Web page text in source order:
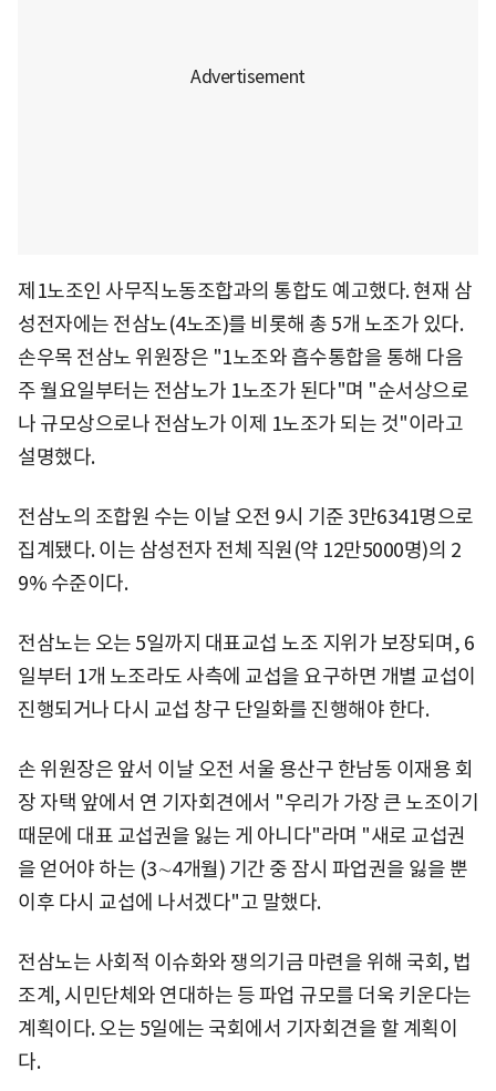
제1노조인 사무직노동조합과의 통합도 예고했다. 현재 삼
성전자에는 전삼노(4노조)를 비롯해 총 5개 노조가 있다.
손우목 전삼노 위원장은 "1노조와 흡수통합을 통해 다음
주 월요일부터는 전삼노가 1노조가 된다"며 "순서상으로
나 규모상으로나 전삼노가 이제 1노조가 되는 것"이라고
설명했다.
전삼노의 조합원 수는 이날 오전 9시 기준 3만6341명으로
집계됐다. 이는 삼성전자 전체 직원(약 12만5000명)의 2
9% 수준이다.
전삼노는 오는 5일까지 대표교섭 노조 지위가 보장되며, 6
일부터 1개 노조라도 사측에 교섭을 요구하면 개별 교섭이
진행되거나 다시 교섭 창구 단일화를 진행해야 한다.
손 위원장은 앞서 이날 오전 서울 용산구 한남동 이재용 회
장 자택 앞에서 연 기자회견에서 "우리가 가장 큰 노조이기
때문에 대표 교섭권을 잃는 게 아니다"라며 "새로 교섭권
을 얻어야 하는 (3∼4개월) 기간 중 잠시 파업권을 잃을 뿐
이후 다시 교섭에 나서겠다"고 말했다.
전삼노는 사회적 이슈화와 쟁의기금 마련을 위해 국회, 법
조계, 시민단체와 연대하는 등 파업 규모를 더욱 키운다는
계획이다. 오는 5일에는 국회에서 기자회견을 할 계획이
다.